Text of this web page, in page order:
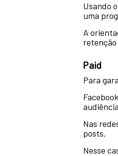
Usando
uma
A
Paid
Para
Nas
posts.
Nesse